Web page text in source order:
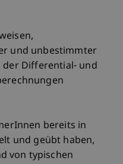
und unbestimmter
der Differential- und
bereits in
und geübt haben,
von typischen